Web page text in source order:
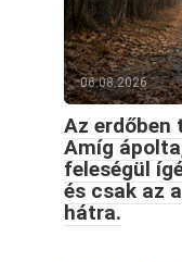
06.08.2026
Az erdőben
Amíg
feleségül
és csak az
hátra.